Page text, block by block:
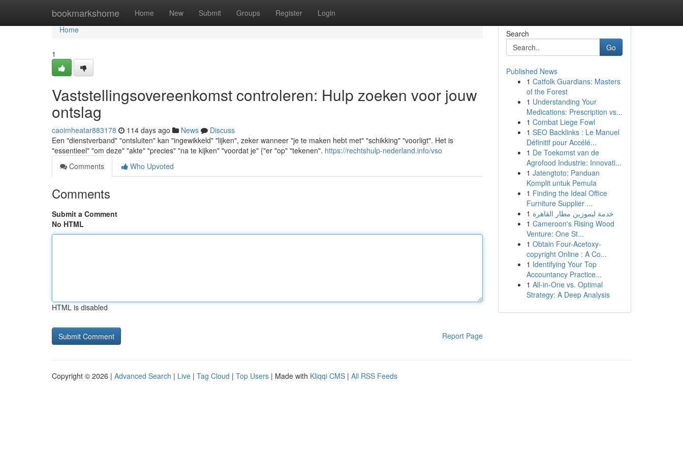
bookmarkshome Home New Submit Groups Register Login
Home
Home
1
Vaststellingsovereenkomst controleren: Hulp zoeken voor jouw
ontslag
caoimheatar883178 114 days ago News
Discuss
Een "dienstverband" "ontsluiten" kan "ingewikkeld" "lijken", zeker wanneer "je te maken hebt met" "schikking" "voorligt". Het is
"essentieel" "om deze" "akte" "precies" "na te kijken" "voordat je" {"er "op" "tekenen". https://rechtshulp-nederland.info/vso
Comments
Who Upvoted
Comments
Submit a Comment
No HTML
HTML is disabled
Report Page
Search
Go
Published News
1 Catfolk Guardians: Masters
of the Forest
1 Understanding Your
Medications: Prescription vs...
1 Combat Liege Fowl
1 SEO Backlinks : Le Manuel
Définitif pour Accélé...
1 De Toekomst van de
Agrofood Industrie: Innovati...
1 Jatengtoto: Panduan
Komplit untuk Pemula
1 Finding the Ideal Office
Furniture Supplier ...
1 خدمة ليموزين مطار القاهرة
1 Cameroon's Rising Wood
Venture: One St...
1 Obtain Four-Acetoxy-
copyright Online : A Co...
1 Identifying Your Top
Accountancy Practice...
1 All-in-One vs. Optimal
Strategy: A Deep Analysis
Copyright © 2026 | Advanced Search | Live | Tag Cloud | Top Users | Made with Kliqqi CMS | All RSS Feeds